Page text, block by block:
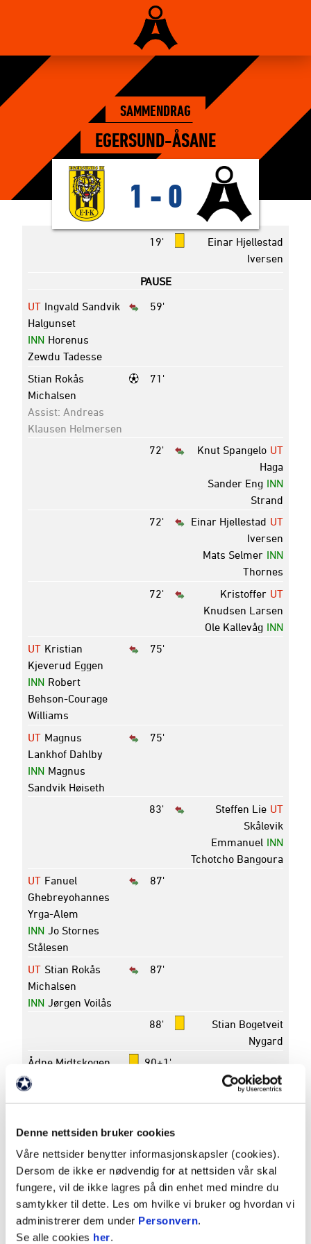
Denne nettsiden bruker cookies
Våre nettsider benytter informasjonskapsler (cookies).
Dersom de ikke er nødvendig for at nettsiden vår skal
fungere, vil de ikke lagres på din enhet med mindre du
samtykker til dette. Les om hvilke vi bruker og hvordan vi
administrerer dem under Personvern.
Se alle cookies her.
SAMMENDRAG
EGERSUND-ÅSANE
1 - 0
19'
Einar Hjellestad
Iversen
PAUSE
59'
UT Ingvald Sandvik
Halgunset
INN Horenus
Zewdu Tadesse
71'
Stian Rokås
Michalsen
Assist: Andreas
Klausen Helmersen
72'
UT
Knut Spangelo
Haga
INN
Sander Eng
Strand
72'
UT
Einar Hjellestad
Iversen
INN
Mats Selmer
Thornes
72'
UT
Kristoffer
Knudsen Larsen
INN
Ole Kallevåg
75'
UT Kristian
Kjeverud Eggen
INN Robert
Behson-Courage
Williams
75'
UT Magnus
Lankhof Dahlby
INN Magnus
Sandvik Høiseth
83'
UT
Steffen Lie
Skålevik
INN
Emmanuel
Tchotcho Bangoura
87'
UT Fanuel
Ghebreyohannes
Yrga-Alem
INN Jo Stornes
Stålesen
87'
UT Stian Rokås
Michalsen
INN Jørgen Voilås
88'
Stian Bogetveit
Nygard
90+1'
Ådne Midtskogen
Turnering
OBOS-ligaen - 2024
Dato
05. juni 2024
Avspark
17:00
Pauseresultat
0 - 0
Sluttresultat
1 - 0
Arena
B&G Parken (hovedbanen)